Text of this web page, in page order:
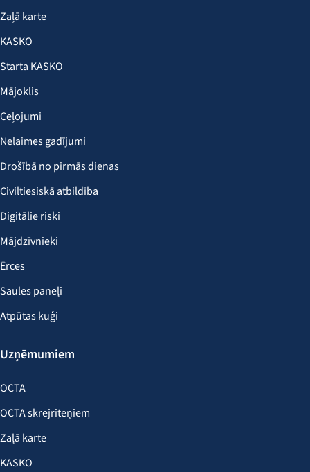
Zaļā karte
KASKO
Starta KASKO
Mājoklis
Ceļojumi
Nelaimes gadījumi
Drošībā no pirmās dienas
Civiltiesiskā atbildība
Digitālie riski
Mājdzīvnieki
Ērces
Saules paneļi
Atpūtas kuģi
Uzņēmumiem
OCTA
OCTA skrejriteņiem
Zaļā karte
KASKO